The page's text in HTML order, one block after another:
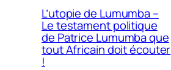
L’utopie de Lumumba –
Le testament politique
de Patrice Lumumba que
tout Africain doit écouter
!